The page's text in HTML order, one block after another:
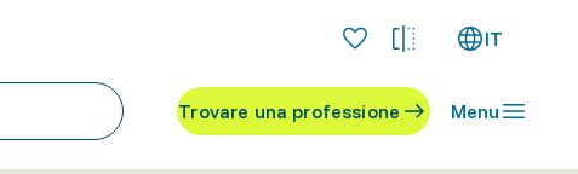
IT
Trovare una professione Menu